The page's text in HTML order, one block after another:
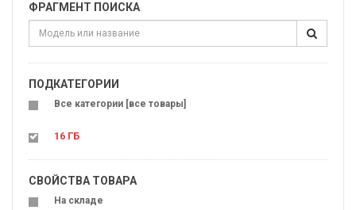
ФРАГМЕНТ ПОИСКА
ПОДКАТЕГОРИИ
Все категории [все товары]
16 ГБ
СВОЙСТВА ТОВАРА
На складе